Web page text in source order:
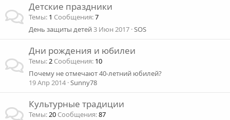
Детские праздники
Темы 1 Сообщения 7
День защиты детей3 Июн 2017 SOS
Дни рождения и юбилеи
Темы 2 Сообщения 10
Почему не отмечают 40-летний юбилей?
19 Апр 2014 Sunny78
Культурные традиции
Темы 20 Сообщения 87